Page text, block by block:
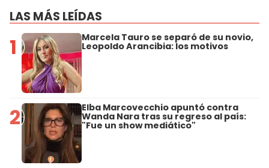
LAS MÁS LEÍDAS
1 Marcela Tauro se separó de su novio,
Leopoldo Arancibia: los motivos
2 Elba Marcovecchio apuntó contra
Wanda Nara tras su regreso al país:
"Fue un show mediático"